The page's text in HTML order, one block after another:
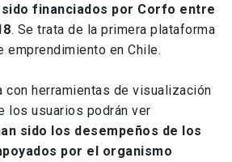
financiados por Corfo entre
. Se trata de la primera plataforma
en Chile.
con herramientas de visualización
los usuarios podrán ver
sido los desempeños de los
por el organismo